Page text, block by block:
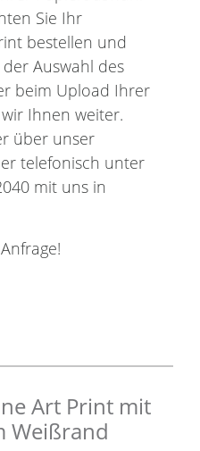
Sie Ihr
bestellen und
Auswahl des
beim Upload Ihrer
Ihnen weiter.
über unser
telefonisch unter
mit uns in
Art Print mit
Weißrand